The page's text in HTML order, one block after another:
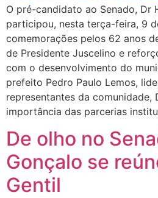
O pré-candidato ao Senado, Dr
participou, nesta terça-feira, 9
comemorações pelos 62 anos
de Presidente Juscelino e
com o desenvolvimento do
prefeito Pedro Paulo Lemos,
representantes da comunidade,
importância das parcerias
De olho no
Gonçalo se
Gentil